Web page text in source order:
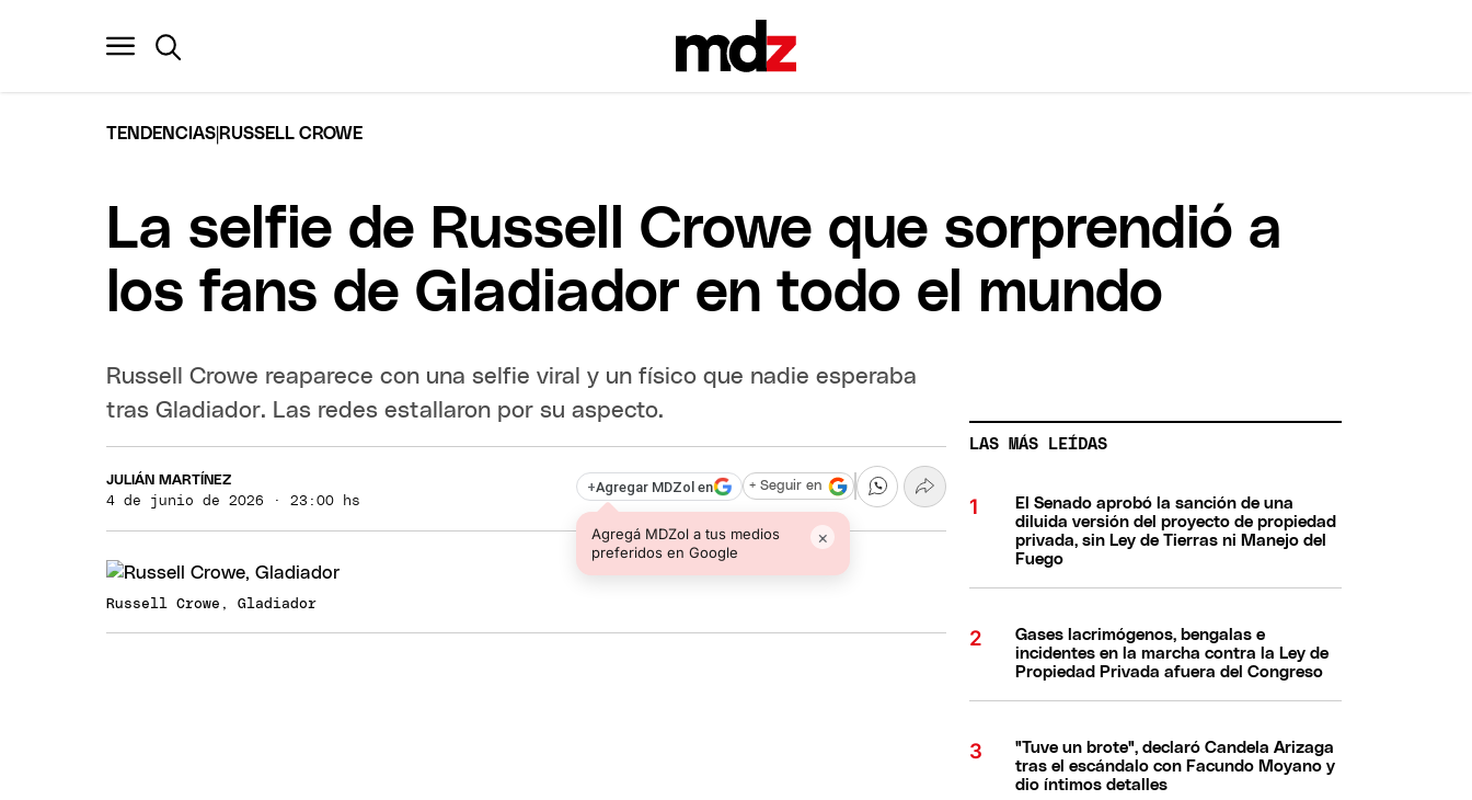
TENDENCIAS RUSSELL CROWE
La selfie de Russell Crowe que sorprendió a
los fans de Gladiador en todo el mundo
Russell Crowe reaparece con una selfie viral y un físico que nadie esperaba
tras Gladiador. Las redes estallaron por su aspecto.
JULIÁN MARTÍNEZ
4 de junio de 2026 · 23:00 hs
+Agregar MDZol en
Agregá MDZol a tus medios
preferidos en Google
×
+ Seguir en
Russell Crowe, Gladiador
LAS MÁS LEÍDAS
El Senado aprobó la sanción de una
diluida versión del proyecto de propiedad
privada, sin Ley de Tierras ni Manejo del
Fuego
Gases lacrimógenos, bengalas e
incidentes en la marcha contra la Ley de
Propiedad Privada afuera del Congreso
"Tuve un brote", declaró Candela Arizaga
tras el escándalo con Facundo Moyano y
dio íntimos detalles